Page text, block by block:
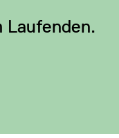
Laufenden.